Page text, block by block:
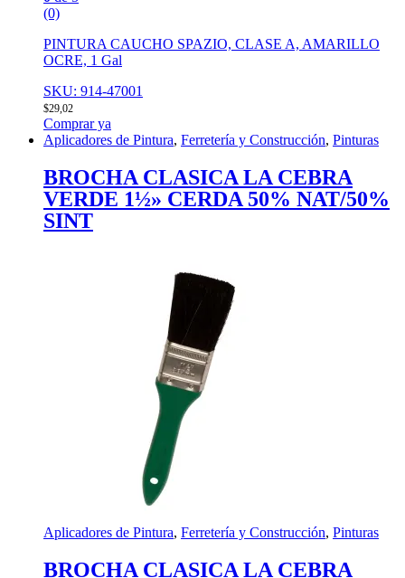
(0)
PINTURA CAUCHO SPAZIO, CLASE A, AMARILLO
OCRE, 1 Gal
SKU: 914-47001
$29,02
Comprar ya
Aplicadores de Pintura, Ferretería y Construcción, Pinturas
BROCHA CLASICA LA CEBRA
VERDE 1½» CERDA 50% NAT/50%
SINT
Aplicadores de Pintura, Ferretería y Construcción, Pinturas
BROCHA CLASICA LA CEBRA